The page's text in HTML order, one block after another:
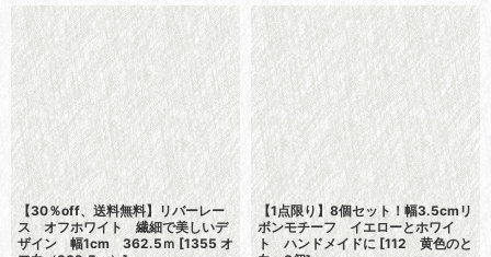
【30％off、送料無料】リバーレー
ス オフホワイト 繊細で美しいデ
ザイン 幅1cm 362.5ｍ [1355 オ
【1点限り】8個セット！幅3.5cmリ
ボンモチーフ イエローとホワイ
ト ハンドメイドに [112 黄色のと